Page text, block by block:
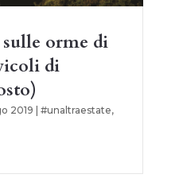
orme di
di
2019 | #unaltraestate,